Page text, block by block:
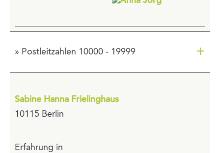
» Postleitzahlen 10000 - 19999 +
Sabine Hanna Frielinghaus
10115 Berlin
Erfahrung in